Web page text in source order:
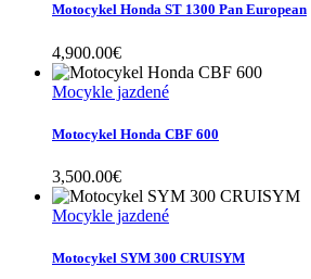
Motocykel Honda ST 1300 Pan European
4,900.00€
Mocykle jazdené
Motocykel Honda CBF 600
3,500.00€
Mocykle jazdené
Motocykel SYM 300 CRUISYM